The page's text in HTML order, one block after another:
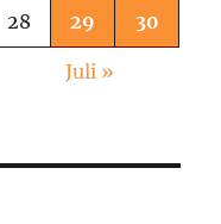
28 29 30
Juli »